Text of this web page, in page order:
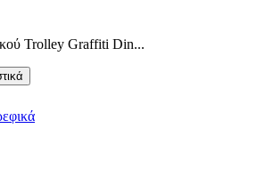
Trolley Graffiti Din...